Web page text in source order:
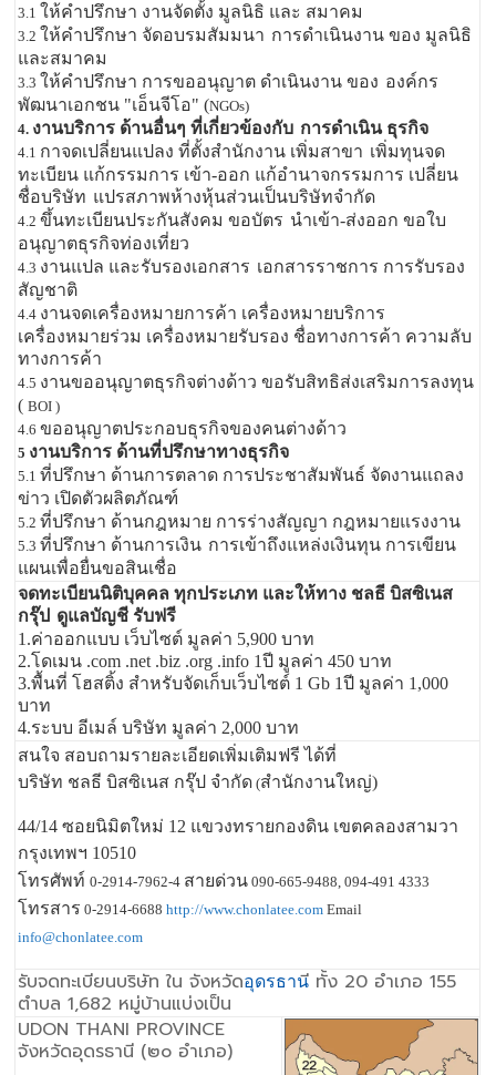
3.1 ให้คำปรึกษา งานจัดตั้ง มูลนิธิ และ สมาคม
3.2 ให้คำปรึกษา จัดอบรมสัมมนา การดำเนินงาน ของ มูลนิธิ
และสมาคม
3.3 ให้คำปรึกษา การขออนุญาต ดำเนินงาน ของ องค์กร
พัฒนาเอกชน "เอ็นจีโอ" (NGOs)
4. งานบริการ ด้านอื่นๆ ที่เกี่ยวข้องกับ การดำเนิน ธุรกิจ
4.1 กาจดเปลี่ยนแปลง ที่ตั้งสำนักงาน เพิ่มสาขา เพิ่มทุนจด
ทะเบียน แก้กรรมการ เข้า-ออก แก้อำนาจกรรมการ เปลี่ยน
ชื่อบริษัท แปรสภาพห้างหุ้นส่วนเป็นบริษัทจำกัด
4.2ขึ้นทะเบียนประกันสังคม ขอบัตร นำเข้า-ส่งออก ขอใบ
อนุญาตธุรกิจท่องเที่ยว
4.3 งานแปล และรับรองเอกสาร เอกสารราชการ การรับรอง
สัญชาติ
4.4 งานจดเครื่องหมายการค้า เครื่องหมายบริการ
เครื่องหมายร่วม เครื่องหมายรับรอง ชื่อทางการค้า ความลับ
ทางการค้า
4.5 งานขออนุญาตธุรกิจต่างด้าว ขอรับสิทธิส่งเสริมการลงทุน
(BOI )
4.6ขออนุญาตประกอบธุรกิจของคนต่างด้าว
5 งานบริการ ด้านที่ปรึกษาทางธุรกิจ
5.1ที่ปรึกษา ด้านการตลาด การประชาสัมพันธ์ จัดงานแถลง
ข่าว เปิดตัวผลิตภัณฑ์
5.2ที่ปรึกษา ด้านกฎหมาย การร่างสัญญา กฎหมายแรงงาน
5.3ที่ปรึกษา ด้านการเงิน การเข้าถึงแหล่งเงินทุน การเขียน
แผนเพื่อยื่นขอสินเชื่อ
จดทะเบียนนิติบุคคล ทุกประเภท และให้ทาง ชลธี บิสซิเนส
กรุ๊ป ดูแลบัญชี รับฟรี
1.ค่าออกแบบ เว็บไซต์ มูลค่า 5,900 บาท
2.โดเมน .com .net .biz .org .info 1ปี มูลค่า 450 บาท
3.พื้นที่ โฮสติ้ง สำหรับจัดเก็บเว็บไซต์ 1 Gb 1ปี มูลค่า 1,000
บาท
4.ระบบ อีเมล์ บริษัท มูลค่า 2,000 บาท
สนใจ สอบถามรายละเอียดเพิ่มเติมฟรี ได้ที่
บริษัท ชลธี บิสซิเนส กรุ๊ป จำกัด (สำนักงานใหญ่)
44/14 ซอยนิมิตใหม่ 12 แขวงทรายกองดิน เขตคลองสามวา
กรุงเทพฯ 10510
โทรศัพท์0-2914-7962-4 สายด่วน 090-665-9488, 094-491 4333
โทรสาร 0-2914-6688http://www.chonlatee.com Email
info@chonlatee.com
รับจดทะเบียนบริษัท ใน จังหวัดอุดรธาน ี ทั้ง 20 อำเภอ 155
ตำบล 1,682 หมู่บ้านแบ่งเป็น
UDON THANI PROVINCE
จังหวัดอุดรธานี (๒๐ อำเภอ)